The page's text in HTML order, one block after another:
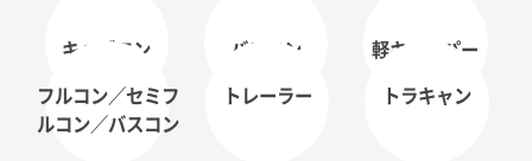
キャブコン バンコン
軽キャンパー
フルコン／セミフ
ルコン／バスコン
トレーラー トラキャン